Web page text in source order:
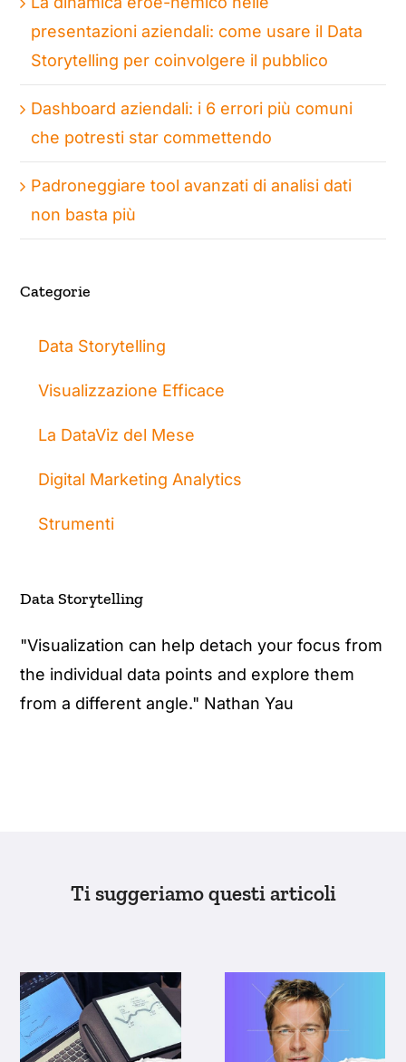
presentazioni aziendali: come usare il Data
Storytelling per coinvolgere il pubblico
Dashboard aziendali: i 6 errori più comuni
che potresti star commettendo
Padroneggiare tool avanzati di analisi dati
non basta più
Categorie
Data Storytelling
Visualizzazione Efficace
La DataViz del Mese
Digital Marketing Analytics
Strumenti
Data Storytelling
"Visualization can help detach your focus from
the individual data points and explore them
from a different angle." Nathan Yau
Ti suggeriamo questi articoli